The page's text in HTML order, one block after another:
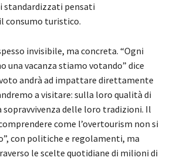
standardizzati pensati
consumo turistico.
invisibile, ma concreta. “Ogni
una vacanza stiamo votando” dice
voto andrà ad impattare direttamente
a visitare: sulla loro qualità di
delle loro tradizioni. Il
come l’overtourism non si
con politiche e regolamenti, ma
le scelte quotidiane di milioni di